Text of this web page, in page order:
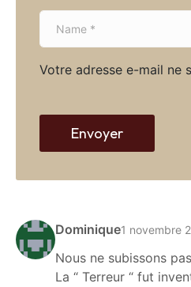
Dominique1 novembre
Nous ne subissons
La “ Terreur “ fut
Votre adresse e-mail ne
e
Envoyer